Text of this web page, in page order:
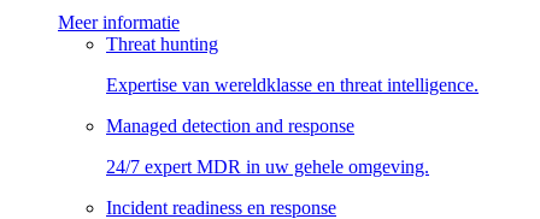
Meer informatie
Threat hunting
Expertise van wereldklasse en threat intelligence.
Managed detection and response
24/7 expert MDR in uw gehele omgeving.
Incident readiness en response